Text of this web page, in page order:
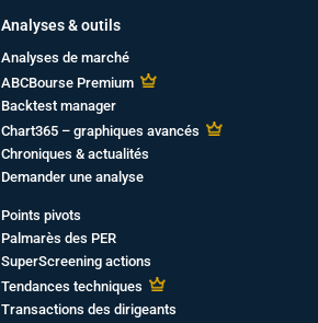
Analyses & outils
Analyses de marché
ABCBourse Premium
Backtest manager
Chart365 – graphiques avancés
Chroniques & actualités
Demander une analyse
Points pivots
Palmarès des PER
SuperScreening actions
Tendances techniques
Transactions des dirigeants